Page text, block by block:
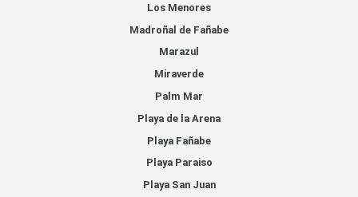
Los Menores
Madroñal de Fañabe
Marazul
Miraverde
Palm Mar
Playa de la Arena
Playa Fañabe
Playa Paraiso
Playa San Juan